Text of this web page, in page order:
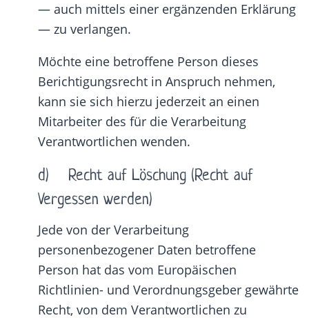
— auch mittels einer ergänzenden Erklärung
— zu verlangen.
Möchte eine betroffene Person dieses
Berichtigungsrecht in Anspruch nehmen,
kann sie sich hierzu jederzeit an einen
Mitarbeiter des für die Verarbeitung
Verantwortlichen wenden.
d) Recht auf Löschung (Recht auf
Vergessen werden)
Jede von der Verarbeitung
personenbezogener Daten betroffene
Person hat das vom Europäischen
Richtlinien- und Verordnungsgeber gewährte
Recht, von dem Verantwortlichen zu